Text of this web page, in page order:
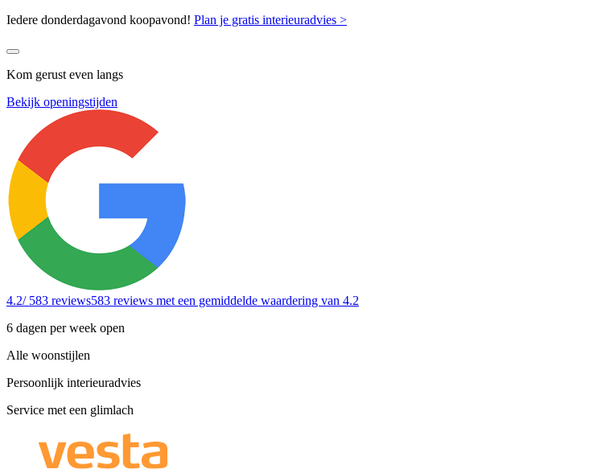
Iedere donderdagavond koopavond! Plan je gratis interieuradvies >
Kom gerust even langs
Bekijk openingstijden
4.2/ 583 reviews583 reviews met een gemiddelde waardering van 4.2
6 dagen per week open
Alle woonstijlen
Persoonlijk interieuradvies
Service met een glimlach